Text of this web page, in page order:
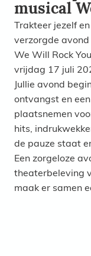
musical
Trakteer jezelf
verzorgde avond
We Will Rock
vrijdag 17 juli
Jullie avond
ontvangst en
plaatsnemen
hits,
de pauze staat
Een zorgeloze
theaterbeleving
maak er samen